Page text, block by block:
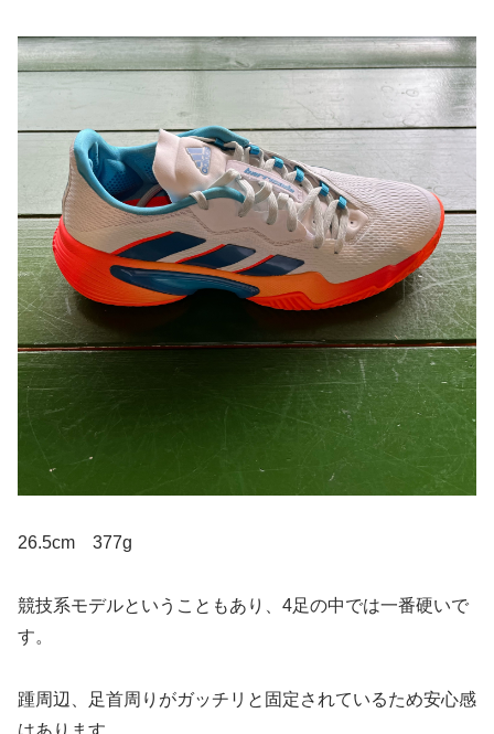
26.5cm 377g
競技系モデルということもあり、4足の中では一番硬いで
す。
踵周辺、足首周りがガッチリと固定されているため安心感
はあります。